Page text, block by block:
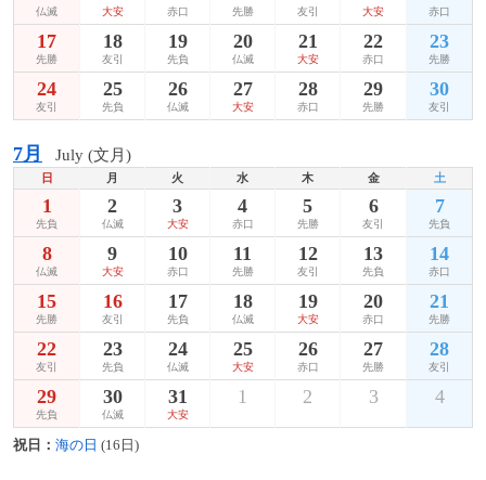
仏滅 大安 赤口 先勝 友引 大安 赤口
17
先勝
18
友引
19
先負
20
仏滅
21
大安
22
赤口
23
先勝
24
友引
25
先負
26
仏滅
27
大安
28
赤口
29
先勝
30
友引
7月 July (文月)
日 月 火 水 木 金 土
1
先負
2
仏滅
3
大安
4
赤口
5
先勝
6
友引
7
先負
8
仏滅
9
大安
10
赤口
11
先勝
12
友引
13
先負
14
赤口
15
先勝
16
友引
17
先負
18
仏滅
19
大安
20
赤口
21
先勝
22
友引
23
先負
24
仏滅
25
大安
26
赤口
27
先勝
28
友引
29
先負
30
仏滅
31
大安
1 2 3 4
祝日： 海の日 (16日)